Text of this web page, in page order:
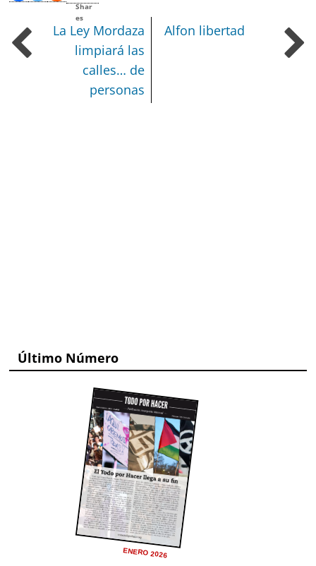
Shar
es
La Ley Mordaza
limpiará las
calles… de
personas
Alfon libertad
Último Número
ENERO 2026